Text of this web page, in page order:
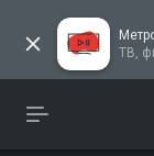
ТВ,